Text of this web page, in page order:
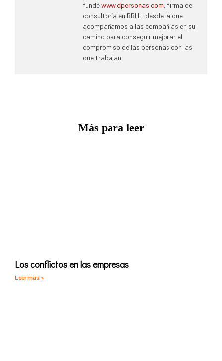
fundéwww.dpersonas.com, firma de
consultoría en RRHH desde la que
acompañamos a las compañías en su
camino para conseguir mejorar el
compromiso de las personas con las
que trabajan.
Más para leer
Los conflictos en las empresas
Leer más »